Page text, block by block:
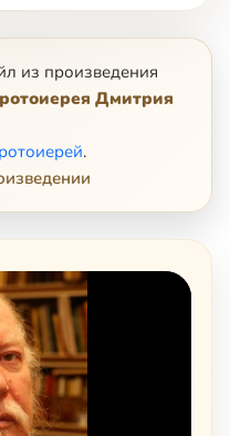
из произведения
Дмитрия
.